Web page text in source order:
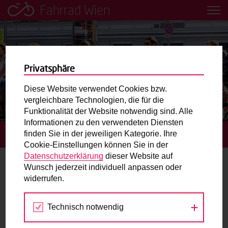
Fahrrad Wien
Leih dir einfach ein Transportfahrrad in deiner Nähe aus!
Mobilitätsbildung für Kinder und
Jugendliche
Radweg-Projektkarte
Routenplaner
Mit dem Fahrrad in Wien unterwegs? Hier finden Sie die
beste Route.
Wunschbox
Sie haben ein Anliegen zum Radverkehr? Schreiben Sie
STARTSEITE TERMINE
TU Wien
Aug Sep
Privatsphäre
Diese Website verwendet Cookies bzw.
vergleichbare Technologien, die für die
Funktionalität der Website notwendig sind. Alle
Informationen zu den verwendeten Diensten
finden Sie in der jeweiligen Kategorie. Ihre
Cookie-Einstellungen können Sie in der
Datenschutzerklärung dieser Website auf
Wunsch jederzeit individuell anpassen oder
widerrufen.
Technisch notwendig